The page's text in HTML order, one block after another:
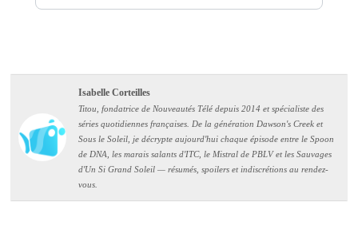
Isabelle Corteilles
Titou, fondatrice de Nouveautés Télé depuis 2014 et spécialiste des
séries quotidiennes françaises. De la génération Dawson's Creek et
Sous le Soleil, je décrypte aujourd'hui chaque épisode entre le Spoon
de DNA, les marais salants d'ITC, le Mistral de PBLV et les Sauvages
d'Un Si Grand Soleil — résumés, spoilers et indiscrétions au rendez-
vous.